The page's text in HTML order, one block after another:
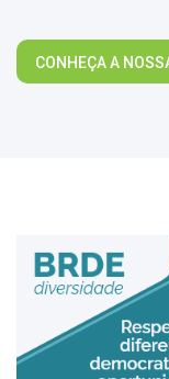
CONHEÇA A